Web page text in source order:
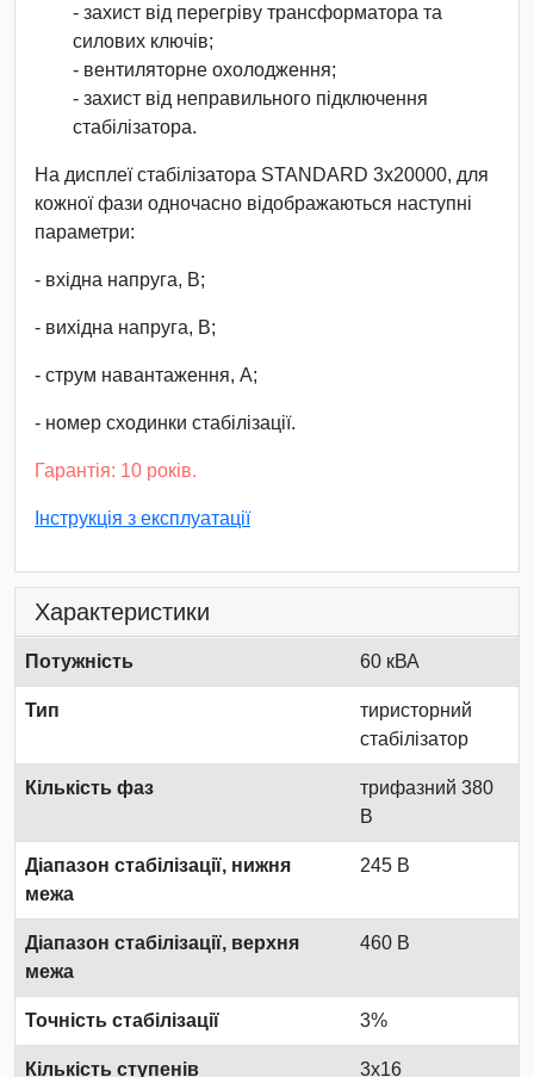
- захист від перегріву трансформатора та
силових ключів;
- вентиляторне охолодження;
- захист від неправильного підключення
стабілізатора.
На дисплеї стабілізатора STANDARD 3х20000, для
кожної фази одночасно відображаються наступні
параметри:
- вхідна напруга, В;
- вихідна напруга, В;
- струм навантаження, А;
- номер сходинки стабілізації.
Гарантія: 10 років.
Інструкція з експлуатації
Характеристики
Потужність 60 кВА
Тип
тиристорний
стабілізатор
Кількість фаз
трифазний 380
В
Діапазон стабілізації, нижня
межа
245 В
Діапазон стабілізації, верхня
межа
460 В
Точність стабілізації 3%
Кількість ступенів 3x16